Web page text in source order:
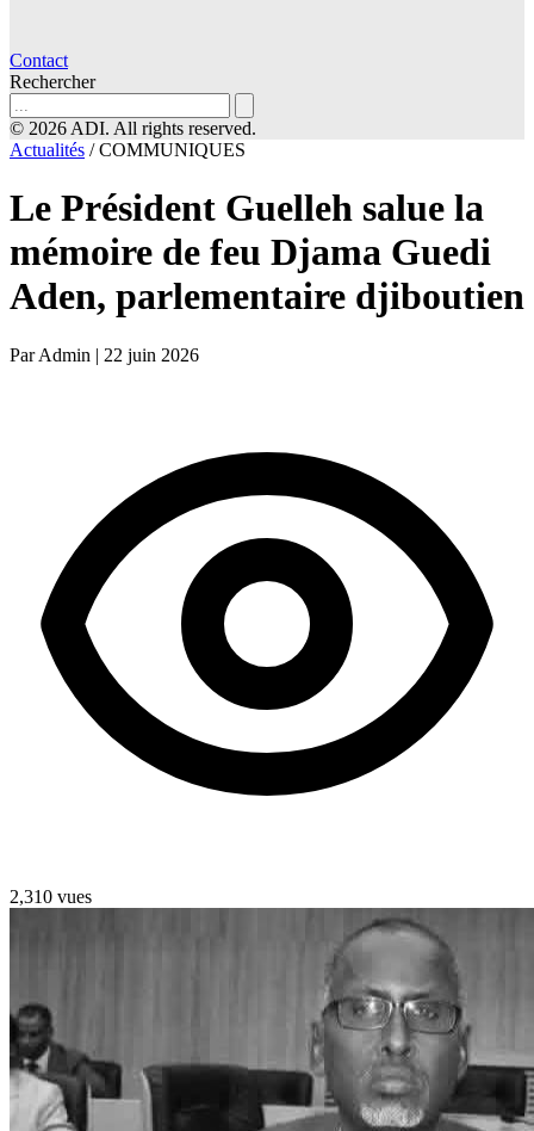
Contact
Rechercher
© 2026 ADI. All rights reserved.
Actualités / COMMUNIQUES
Le Président Guelleh salue la
mémoire de feu Djama Guedi
Aden, parlementaire djiboutien
Par Admin | 22 juin 2026
2,310 vues